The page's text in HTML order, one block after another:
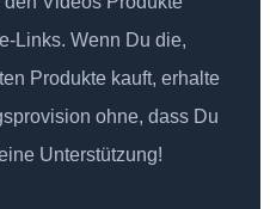
Links. Wenn Du die,
Produkte kauft, erhalte
ohne, dass Du
Unterstützung!